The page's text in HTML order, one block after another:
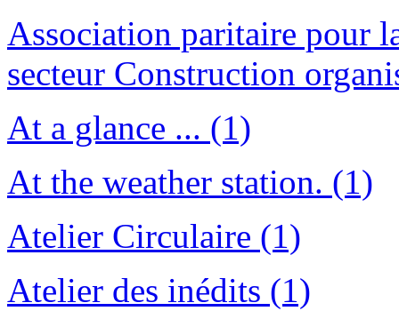
Association paritaire pour
secteur Construction
At a glance ... (1)
At the weather station. (1)
Atelier Circulaire (1)
Atelier des inédits (1)